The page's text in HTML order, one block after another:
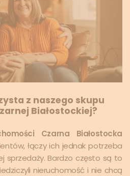
z naszego skupu
Białostockiej?
Czarna Białostocka
łączy ich jednak potrzeba
sprzedaży. Bardzo często są to
nieruchomość i nie chcą